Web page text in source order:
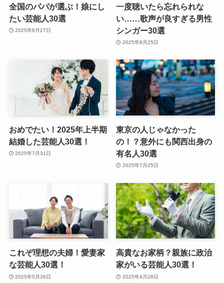
全国のパパが選ぶ！娘にし
たい芸能人30選
2025年8月27日
一度聴いたら忘れられな
い……歌声が良すぎる男性
シンガー30選
2025年8月25日
おめでたい！2025年上半期
結婚した芸能人30選！
2025年7月31日
東京の人じゃなかった
の！？意外にも関西出身の
有名人30選
2025年7月25日
これぞ理想の夫婦！愛妻家
な芸能人30選！
2025年5月26日
高貴なお家柄？親族に政治
家がいる芸能人30選！
2025年4月28日